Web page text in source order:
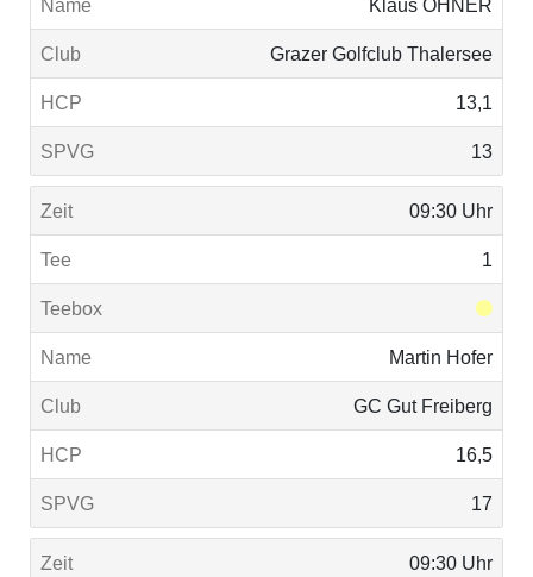
Klaus OHNER
Grazer Golfclub Thalersee
13,1
13
09:30 Uhr
1
Martin Hofer
GC Gut Freiberg
16,5
17
09:30 Uhr